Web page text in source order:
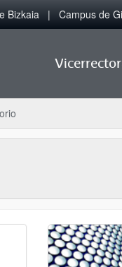
Bizkaia Campus de